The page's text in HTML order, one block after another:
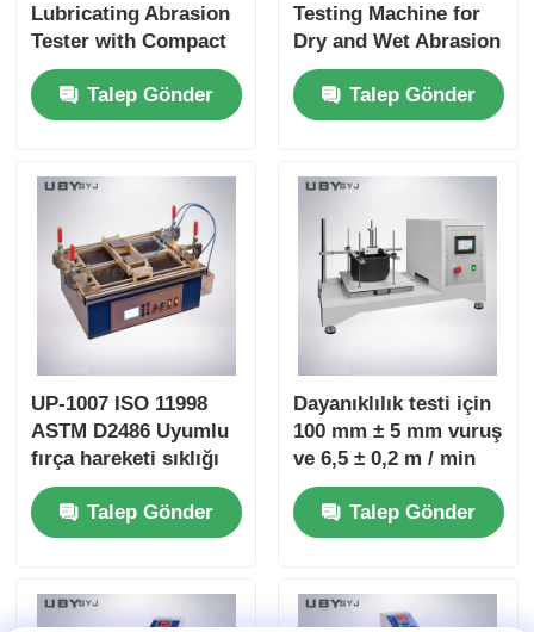
Lubricating Abrasion
Tester with Compact
Structure and User-
Friendly Interface for
Friction and Wear
Talep Gönder
Testing Machine for
Dry and Wet Abrasion
Test with Adjustable
Load Range and Real-
time Friction
Talep Gönder
UP-1007 ISO 11998
ASTM D2486 Uyumlu
fırça hareketi sıklığı
37 ± 1cpm ve anodize
alüminyum gövdesi
ile fırça tarama
Talep Gönder
Dayanıklılık testi için
100 mm ± 5 mm vuruş
ve 6,5 ± 0,2 m / min
hızla tek istasyonlu
kaplama aşınma
testçisi
Talep Gönder